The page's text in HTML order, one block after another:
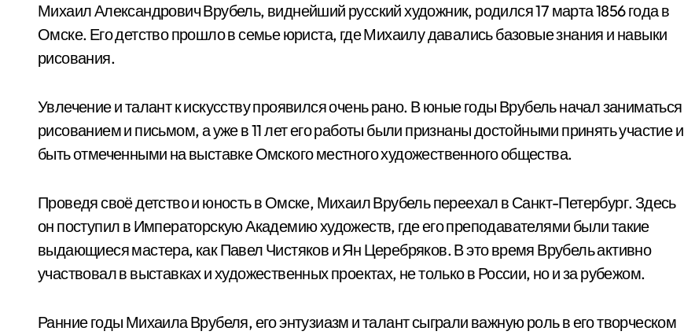
Михаил Александрович Врубель, виднейший русский художник, родился 17 марта 1856 года в
Омске. Его детство прошло в семье юриста, где Михаилу давались базовые знания и навыки
рисования.
Увлечение и талант к искусству проявился очень рано. В юные годы Врубель начал заниматься
рисованием и письмом, а уже в 11 лет его работы были признаны достойными принять участие и
быть отмеченными на выставке Омского местного художественного общества.
Проведя своё детство и юность в Омске, Михаил Врубель переехал в Санкт-Петербург. Здесь
он поступил в Императорскую Академию художеств, где его преподавателями были такие
выдающиеся мастера, как Павел Чистяков и Ян Церебряков. В это время Врубель активно
участвовал в выставках и художественных проектах, не только в России, но и за рубежом.
Ранние годы Михаила Врубеля, его энтузиазм и талант сыграли важную роль в его творческом